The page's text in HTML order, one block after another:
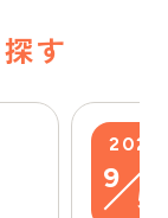
す
2026
9
5